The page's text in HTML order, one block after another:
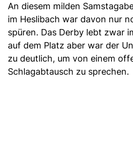
An diesem milden
im Heslibach war davon nur
spüren. Das Derby lebt zwar
auf dem Platz aber war der
zu deutlich, um von einem
Schlagabtausch zu sprechen.